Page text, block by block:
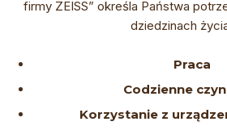
firmy ZEISS” określa Państwa
dziedzinach
Praca
Codzienne
Korzystanie z